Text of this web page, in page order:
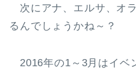
次にアナ、エルサ、オ
るんでしょうかね～？
2016年の1～3月はイベ